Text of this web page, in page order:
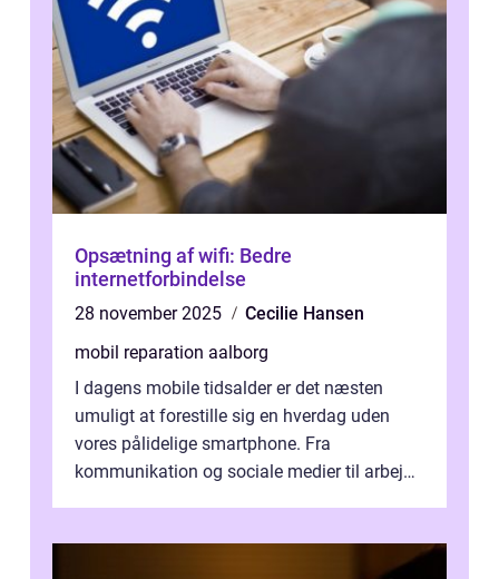
Opsætning af wifi: Bedre
internetforbindelse
28 november 2025
Cecilie Hansen
mobil reparation aalborg
I dagens mobile tidsalder er det næsten
umuligt at forestille sig en hverdag uden
vores pålidelige smartphone. Fra
kommunikation og sociale medier til arbejde